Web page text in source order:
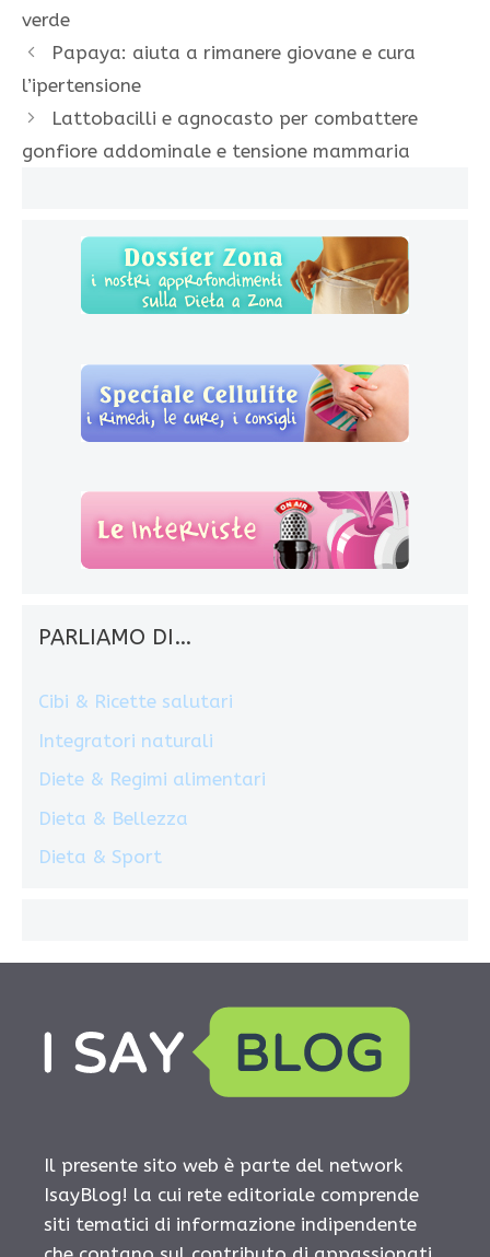
verde
Papaya: aiuta a rimanere giovane e cura
l’ipertensione
Lattobacilli e agnocasto per combattere
gonfiore addominale e tensione mammaria
PARLIAMO DI…
Cibi & Ricette salutari
Integratori naturali
Diete & Regimi alimentari
Dieta & Bellezza
Dieta & Sport
Il presente sito web è parte del network
IsayBlog! la cui rete editoriale comprende
siti tematici di informazione indipendente